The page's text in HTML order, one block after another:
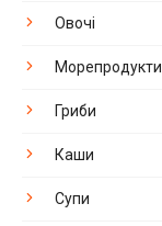
Овочі
Морепродукти
Гриби
Каши
Супи